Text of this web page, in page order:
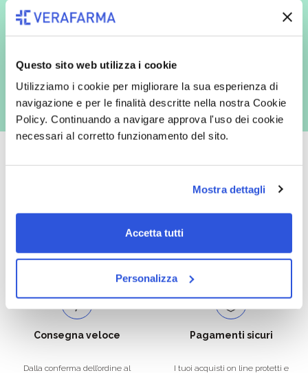
Questo sito web utilizza i cookie
Utilizziamo i cookie per migliorare la sua esperienza di
navigazione e per le finalità descritte nella nostra Cookie
Policy. Continuando a navigare approva l'uso dei cookie
necessari al corretto funzionamento del sito.
Mostra dettagli
Accetta tutti
Personalizza
espressamente al trattamento dei miei dati personali per finalità
commerciali da parte di Verafarma, tra cui invio di comunicazioni
marketing (con modalità telematiche - quali ad es. newsletter ed e-mail
es. posta cartacea)
Catalogo prodotti ampio e completo
Con un acquisto minimo di 29.90 €
Spedizioni in tutta Europa a 20€.
Consegna veloce
Dalla conferma dell’ordine al
Pagamenti sicuri
I tuoi acquisti on line protetti e